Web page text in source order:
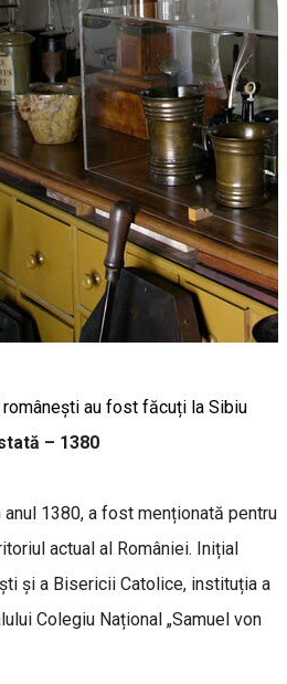
au fost făcuți la Sibiu
– 1380
1380, a fost menționată pentru
actual al României. Inițial
și a Bisericii Catolice, instituția a
Colegiu Național „Samuel von